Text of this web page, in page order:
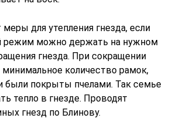
для утепления гнезда, если
режим можно держать на нужном
гнезда. При сокращении
количество рамок,
были покрыты пчелами. Так семье
тепло в гнезде. Проводят
гнезд по Блинову.